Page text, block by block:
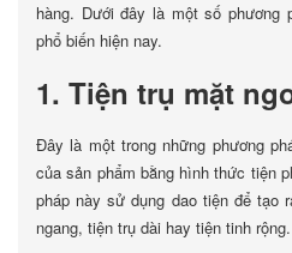
hàng. Dưới đây là một số phương
phổ biến hiện nay.
1. Tiện trụ mặt
Đây là một trong những phương
của sản phẩm bằng hình thức tiện
pháp này sử dụng dao tiện để tạo
ngang, tiện trụ dài hay tiện tinh rộng.